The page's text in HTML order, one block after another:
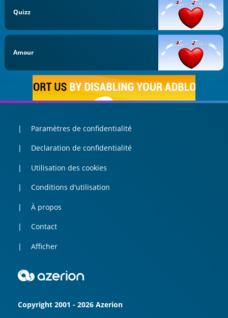
Quizz
Amour
Paramètres de confidentialité
Declaration de confidentialité
Utilisation des cookies
Conditions d'utilisation
À propos
Contact
Afficher
Copyright 2001 - 2026 Azerion